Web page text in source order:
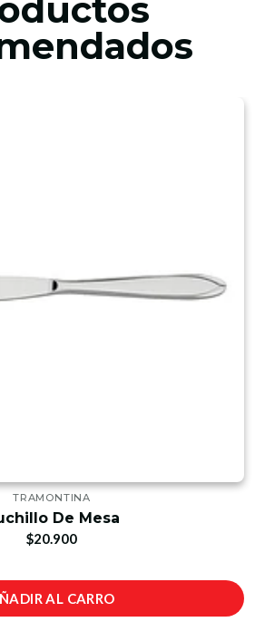
TRAMONTINA
De Mesa
$20.900
AL CARRO